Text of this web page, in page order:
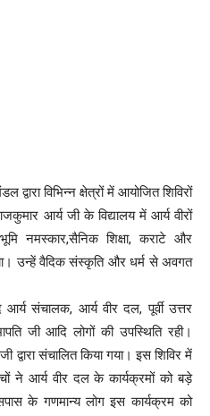
द्वारा विभिन्न क्षेत्रों में आयोजित शिविरों
आर्य जी के विद्यालय में आर्य वीरों
नमस्कार,सैनिक शिक्षा, कराटे और
उन्हें वैदिक संस्कृति और धर्म से अवगत
संचालक, आर्य वीर दल, पूर्वी उत्तर
जी आदि लोगों की उपस्थिति रही।
जी द्वारा संचालित किया गया। इस शिविर में
ने आर्य वीर दल के कार्यक्रमों को बड़े
के गणमान्य लोग इस कार्यक्रम को